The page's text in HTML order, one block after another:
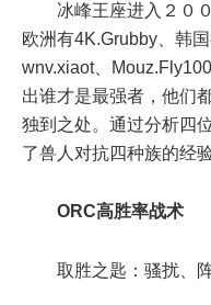
冰峰王座进入２０
欧洲有4K.Grubby、韩
wnv.xiaot、
出谁才是最强者，他们
独到之处。通过分析四
了兽人对抗四种族的经验
ORC高胜率战术
取胜之匙：骚扰、